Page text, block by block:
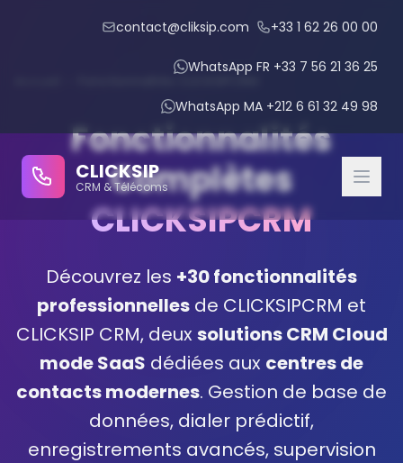
contact@cliksip.com +33 1 62 26 00 00
WhatsApp FR +33 7 56 21 36 25
WhatsApp MA +212 6 61 32 49 98
CLICKSIP
CRM & Télécoms
IPBX Intégré
IA Conversationnelle
Gestion des Rendez-vous
Gestion des Rappels
Fonctionnalités
Complètes
CLICKSIPCRM
Découvrez les +30 fonctionnalités
professionnelles de CLICKSIPCRM et
CLICKSIP CRM, deux solutions CRM Cloud
mode SaaS dédiées aux centres de
contacts modernes. Gestion de base de
données, dialer prédictif,
enregistrements avancés, supervision